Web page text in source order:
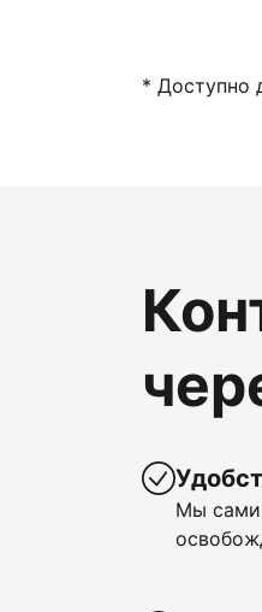
* Доступно
Мы сами